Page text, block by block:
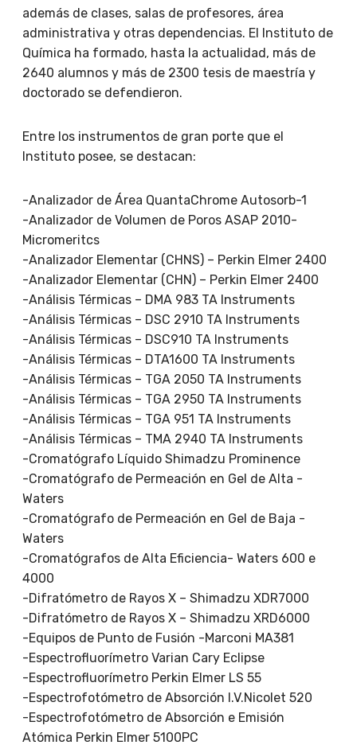
además de clases, salas de profesores, área
administrativa y otras dependencias. El Instituto de
Química ha formado, hasta la actualidad, más de
2640 alumnos y más de 2300 tesis de maestría y
doctorado se defendieron.
Entre los instrumentos de gran porte que el
Instituto posee, se destacan:
-Analizador de Área QuantaChrome Autosorb-1
-Analizador de Volumen de Poros ASAP 2010-
Micromeritcs
-Analizador Elementar (CHNS) – Perkin Elmer 2400
-Analizador Elementar (CHN) – Perkin Elmer 2400
-Análisis Térmicas – DMA 983 TA Instruments
-Análisis Térmicas – DSC 2910 TA Instruments
-Análisis Térmicas – DSC910 TA Instruments
-Análisis Térmicas – DTA1600 TA Instruments
-Análisis Térmicas – TGA 2050 TA Instruments
-Análisis Térmicas – TGA 2950 TA Instruments
-Análisis Térmicas – TGA 951 TA Instruments
-Análisis Térmicas – TMA 2940 TA Instruments
-Cromatógrafo Líquido Shimadzu Prominence
-Cromatógrafo de Permeación en Gel de Alta -
Waters
-Cromatógrafo de Permeación en Gel de Baja -
Waters
-Cromatógrafos de Alta Eficiencia- Waters 600 e
4000
-Difratómetro de Rayos X – Shimadzu XDR7000
-Difratómetro de Rayos X – Shimadzu XRD6000
-Equipos de Punto de Fusión -Marconi MA381
-Espectrofluorímetro Varian Cary Eclipse
-Espectrofluorímetro Perkin Elmer LS 55
-Espectrofotómetro de Absorción I.V.Nicolet 520
-Espectrofotómetro de Absorción e Emisión
Atómica Perkin Elmer 5100PC